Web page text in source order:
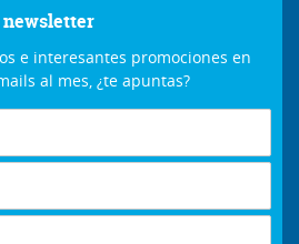
e interesantes promociones en
al mes, ¿te apuntas?